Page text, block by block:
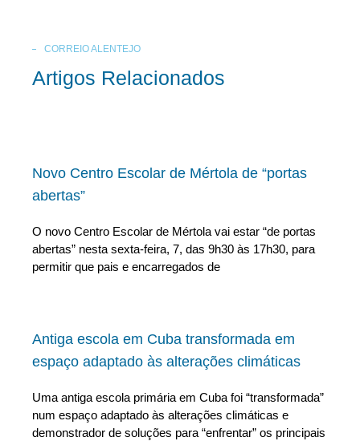
CORREIO ALENTEJO
Artigos Relacionados
Novo Centro Escolar de Mértola de “portas
abertas”
O novo Centro Escolar de Mértola vai estar “de portas
abertas” nesta sexta-feira, 7, das 9h30 às 17h30, para
permitir que pais e encarregados de
Antiga escola em Cuba transformada em
espaço adaptado às alterações climáticas
Uma antiga escola primária em Cuba foi “transformada”
num espaço adaptado às alterações climáticas e
demonstrador de soluções para “enfrentar” os principais